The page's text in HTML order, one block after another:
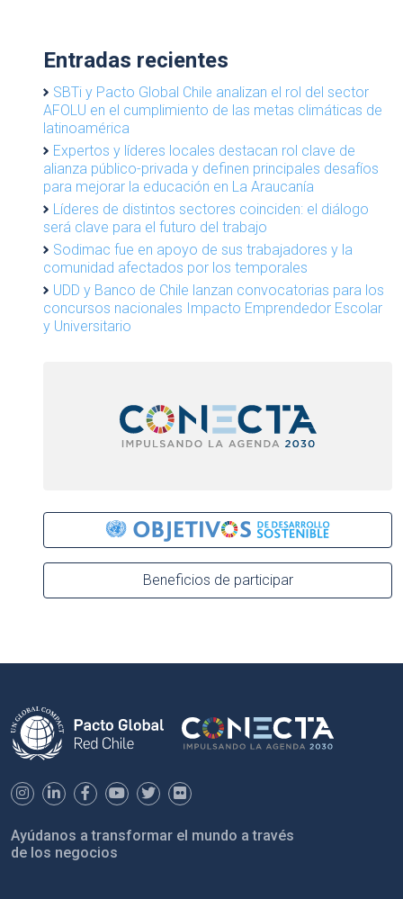
Entradas recientes
SBTi y Pacto Global Chile analizan el rol del sector
AFOLU en el cumplimiento de las metas climáticas de
latinoamérica
Expertos y líderes locales destacan rol clave de
alianza público-privada y definen principales desafíos
para mejorar la educación en La Araucanía
Líderes de distintos sectores coinciden: el diálogo
será clave para el futuro del trabajo
Sodimac fue en apoyo de sus trabajadores y la
comunidad afectados por los temporales
UDD y Banco de Chile lanzan convocatorias para los
concursos nacionales Impacto Emprendedor Escolar
y Universitario
Beneficios de participar
Ayúdanos a transformar el mundo a través
de los negocios